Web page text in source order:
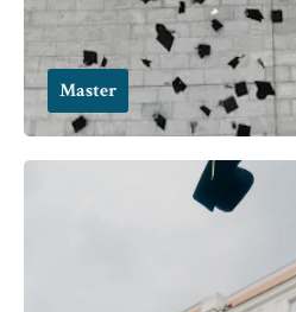
Master